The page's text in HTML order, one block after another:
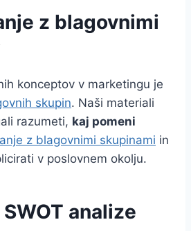
z blagovnimi
konceptov v marketingu je
skupin. Naši materiali
razumeti, kaj pomeni
z blagovnimi skupinami in
v poslovnem okolju.
SWOT analize